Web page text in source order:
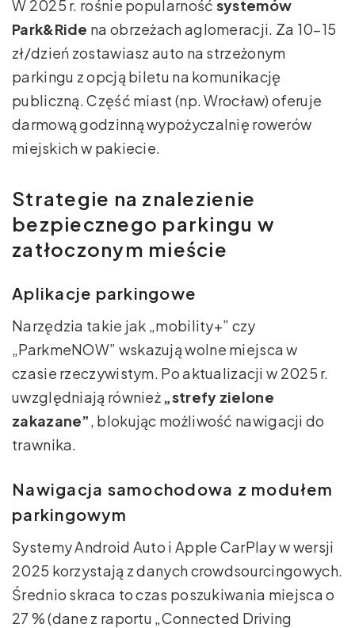
W 2025 r. rośnie popularność systemów
Park&Ride na obrzeżach aglomeracji. Za 10–15
zł/dzień zostawiasz auto na strzeżonym
parkingu z opcją biletu na komunikację
publiczną. Część miast (np. Wrocław) oferuje
darmową godzinną wypożyczalnię rowerów
miejskich w pakiecie.
Strategie na znalezienie
bezpiecznego parkingu w
zatłoczonym mieście
Aplikacje parkingowe
Narzędzia takie jak „mobility+” czy
„ParkmeNOW” wskazują wolne miejsca w
czasie rzeczywistym. Po aktualizacji w 2025 r.
uwzględniają również „strefy zielone
zakazane”, blokując możliwość nawigacji do
trawnika.
Nawigacja samochodowa z modułem
parkingowym
Systemy Android Auto i Apple CarPlay w wersji
2025 korzystają z danych crowdsourcingowych.
Średnio skraca to czas poszukiwania miejsca o
27 % (dane z raportu „Connected Driving